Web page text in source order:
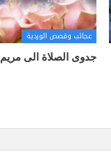
عجائب وقصص الوردية
جدوى الصلاة الى مريم